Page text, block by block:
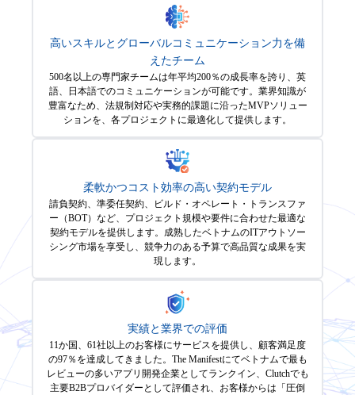
高いスキルとグローバルコミュニケーション力を備
えたチーム
500名以上の専門家チームは年平均200％の成長率を誇り、英
語、日本語でのコミュニケーションが可能です。業界知識が
豊富なため、法規制対応や実務的課題に沿ったMVPソリュー
ションを、各プロジェクトに最適化して提供します。
柔軟かつコスト効率の高い契約モデル
請負契約、準委任契約、ビルド・オペレート・トランスファ
ー（BOT）など、プロジェクト規模や要件に合わせた最適な
契約モデルを提供します。成熟したベトナムのITアウトソー
シング市場を享受し、競争力のある予算で高品質な成果を実
現します。
実績と業界での評価
11か国、61社以上のお客様にサービスを提供し、顧客満足度
の97％を達成してきました。The Manifestにてベトナムで最も
レビューの多いアプリ開発企業としてランクイン、Clutchでも
主要B2Bプロバイダーとして評価され、お客様からは「圧倒